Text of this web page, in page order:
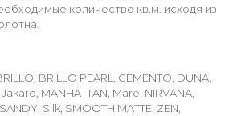
количество кв.м. исходя из
BRILLO PEARL, CEMENTO, DUNA,
MANHATTAN, Mare, NIRVANA,
Silk, SMOOTH MATTE, ZEN,